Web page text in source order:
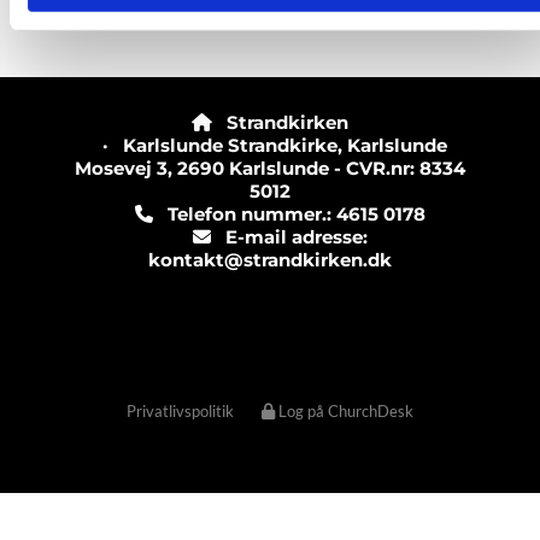

Strandkirken
· Karlslunde Strandkirke, Karlslunde
Mosevej 3, 2690 Karlslunde - CVR.nr: 8334
5012
Telefon nummer.: 4615 0178
E-mail adresse:
kontakt@strandkirken.dk
Privatlivspolitik Log på ChurchDesk